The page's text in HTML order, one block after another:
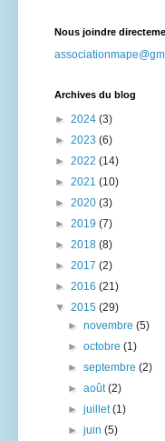
Nous joindre
Archives du blog
► 2024 (3)
► 2023 (6)
► 2022 (14)
► 2021 (10)
► 2020 (3)
► 2019 (7)
► 2018 (8)
► 2017 (2)
► 2016 (21)
▼ 2015 (29)
►novembre(5)
►octobre(1)
►septembre(2)
►août(2)
►juillet(1)
►juin(5)